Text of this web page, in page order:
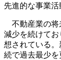
先進的な事業活
不動産業の将
減少を続けて
想されている
続で過去最少